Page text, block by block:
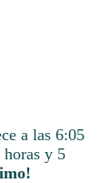
a las 6:05
y 5